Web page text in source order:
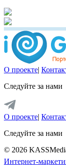
О проекте|
Следуйте за нами
О проекте|
Следуйте за нами
© 2026
Интернет-